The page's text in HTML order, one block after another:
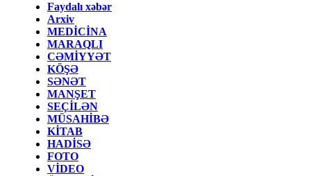
Faydalı xəbər
Arxiv
MEDİCİNA
MARAQLI
CƏMİYYƏT
KÖŞƏ
SƏNƏT
MANŞET
SEÇİLƏN
MÜSAHİBƏ
KİTAB
HADİSƏ
FOTO
VİDEO